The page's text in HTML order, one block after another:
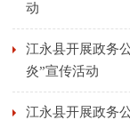
动
江永县开展政务
炎”宣传活动
江永县开展政务